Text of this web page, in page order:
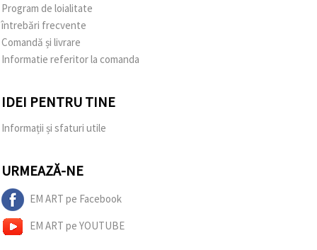
Program de loialitate
întrebări frecvente
Comandă și livrare
Informatie referitor la comanda
IDEI PENTRU TINE
Informații și sfaturi utile
URMEAZĂ-NE
EM ART pe Facebook
EM ART pe YOUTUBE